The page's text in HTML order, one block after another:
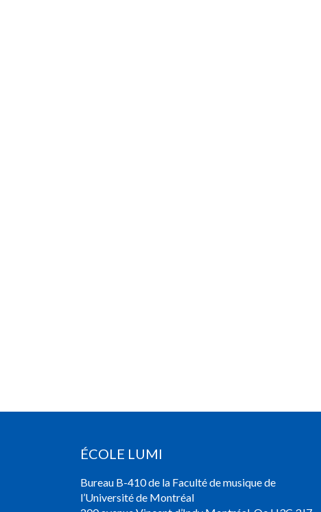
ÉCOLE LUMI
Bureau B-410 de la Faculté de musique de
l’Université de Montréal